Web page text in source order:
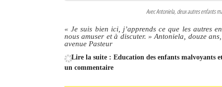
Avec Antoniela, deux autres enfants
« Je suis bien ici, j’apprends ce que les autres
nous amuser et à discuter. » Antoniela, douze
avenue Pasteur
Lire la suite : Education des enfants malvoyants
un commentaire